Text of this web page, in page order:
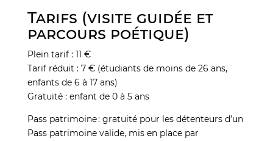
Tarifs (visite guidée et
parcours poétique)
Plein tarif : 11 €
Tarif réduit : 7 € (étudiants de moins de 26 ans,
enfants de 6 à 17 ans)
Gratuité : enfant de 0 à 5 ans
Pass patrimoine : gratuité pour les détenteurs d’un
Pass patrimoine valide, mis en place par